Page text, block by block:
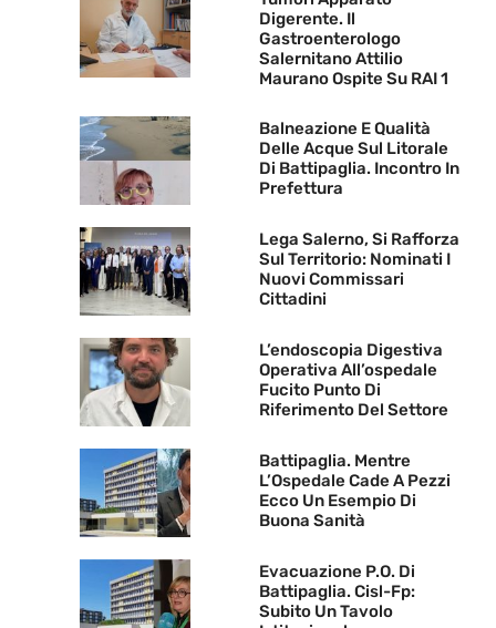
Digerente. Il
Gastroenterologo
Salernitano Attilio
Maurano Ospite Su RAI 1
Balneazione E Qualità
Delle Acque Sul Litorale
Di Battipaglia. Incontro In
Prefettura
Lega Salerno, Si Rafforza
Sul Territorio: Nominati I
Nuovi Commissari
Cittadini
L’endoscopia Digestiva
Operativa All’ospedale
Fucito Punto Di
Riferimento Del Settore
Battipaglia. Mentre
L’Ospedale Cade A Pezzi
Ecco Un Esempio Di
Buona Sanità
Evacuazione P.O. Di
Battipaglia. Cisl-Fp:
Subito Un Tavolo